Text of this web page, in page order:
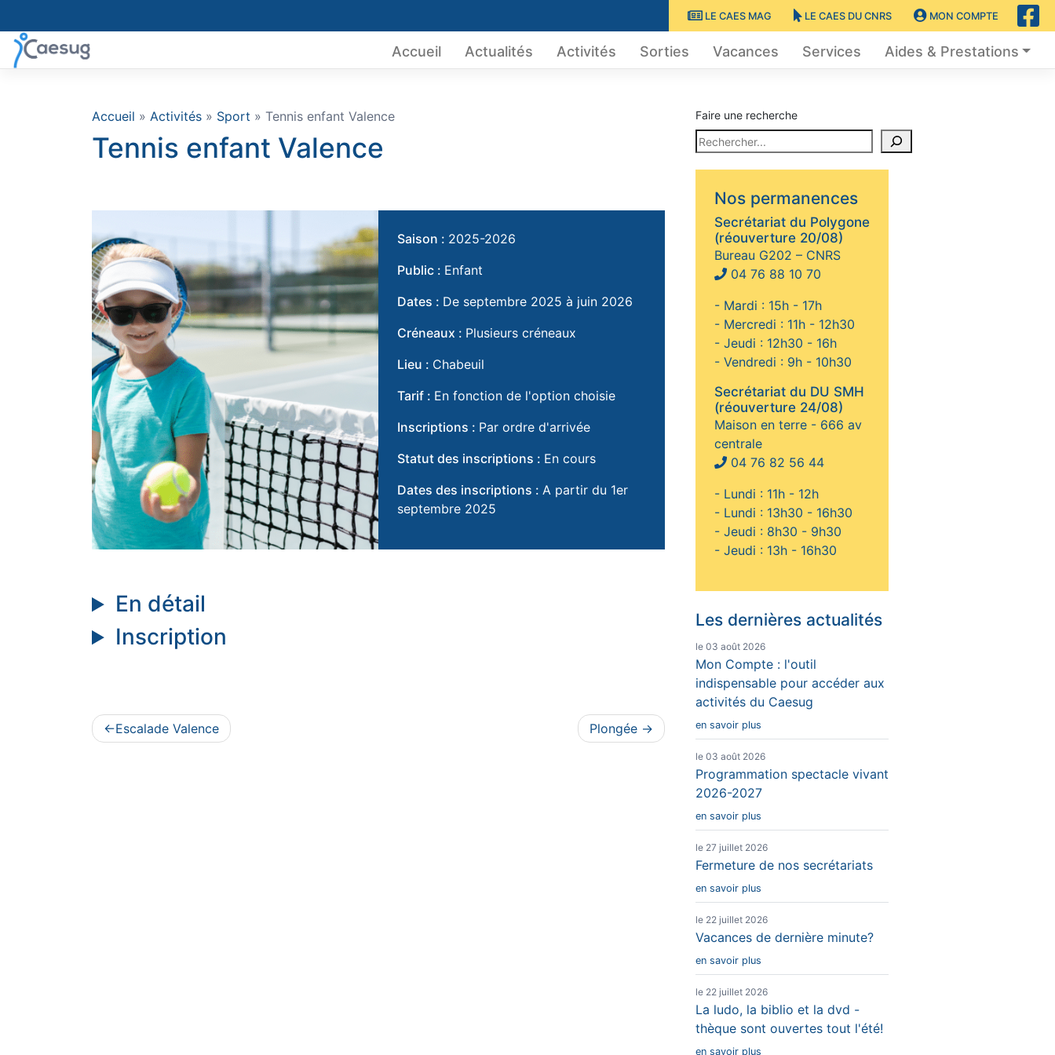
to
content
LE CAES MAG LE CAES DU CNRS MON COMPTE
Accueil Actualités Activités Sorties Vacances Services Aides & Prestations
Accueil » Activités » Sport » Tennis enfant Valence
Tennis enfant Valence
Saison : 2025-2026
Public : Enfant
Dates : De septembre 2025 à juin 2026
Créneaux : Plusieurs créneaux
Lieu : Chabeuil
Tarif : En fonction de l'option choisie
Inscriptions : Par ordre d'arrivée
Statut des inscriptions : En cours
Dates des inscriptions : A partir du 1er
septembre 2025
En détail
Inscription
Navigation
Escalade Valence Plongée
Faire une recherche
Nos permanences
Secrétariat du Polygone
(réouverture 20/08)
Bureau G202 – CNRS
04 76 88 10 70
- Mardi : 15h - 17h
- Mercredi : 11h - 12h30
- Jeudi : 12h30 - 16h
- Vendredi : 9h - 10h30
Secrétariat du DU SMH
(réouverture 24/08)
Maison en terre - 666 av
centrale
04 76 82 56 44
- Lundi : 11h - 12h
- Lundi : 13h30 - 16h30
- Jeudi : 8h30 - 9h30
- Jeudi : 13h - 16h30
Les dernières actualités
le 03 août 2026
Mon Compte : l'outil
indispensable pour accéder aux
activités du Caesug
en savoir plus
le 03 août 2026
Programmation spectacle vivant
2026-2027
en savoir plus
le 27 juillet 2026
Fermeture de nos secrétariats
en savoir plus
le 22 juillet 2026
Vacances de dernière minute?
en savoir plus
le 22 juillet 2026
La ludo, la biblio et la dvd -
thèque sont ouvertes tout l'été!
en savoir plus